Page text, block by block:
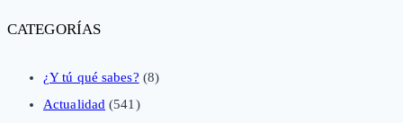
CATEGORÍAS
¿Y tú qué sabes? (8)
Actualidad (541)